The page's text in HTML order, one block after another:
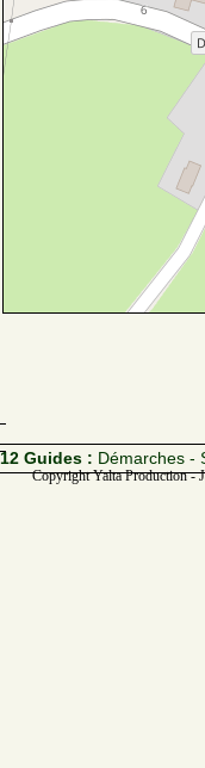
12 Guides : Démarches -
Copyright Yalta Production -